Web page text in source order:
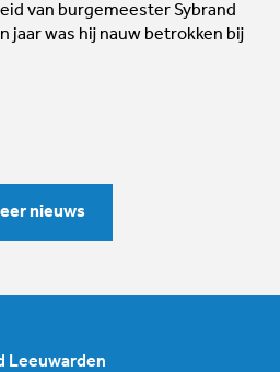
van burgemeester Sybrand
jaar was hij nauw betrokken bij
nieuws
Leeuwarden